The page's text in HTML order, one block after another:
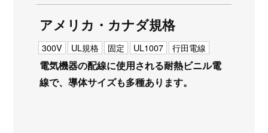
アメリカ・カナダ規格
300V UL規格 固定 UL1007 行田電線
電気機器の配線に使用される耐熱ビニル電
線で、導体サイズも多種あります。